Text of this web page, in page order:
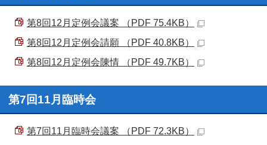
第8回12月定例会議案 （PDF 75.4KB）
第8回12月定例会請願 （PDF 40.8KB）
第8回12月定例会陳情 （PDF 49.7KB）
第7回11月臨時会
第7回11月臨時会議案 （PDF 72.3KB）